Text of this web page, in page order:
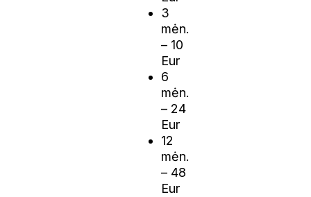
3
mėn.
– 10
Eur
6
mėn.
– 24
Eur
12
mėn.
– 48
Eur